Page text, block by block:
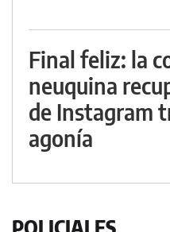
Final feliz: la
neuquina
de Instagram
agonía